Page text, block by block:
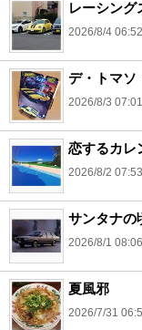
レーシング
2026/8/4 06:52
デ・トマソ
2026/8/3 07:01
恋するカレ
2026/8/2 07:53
サンタナの
2026/8/1 08:06
夏風邪
2026/7/31